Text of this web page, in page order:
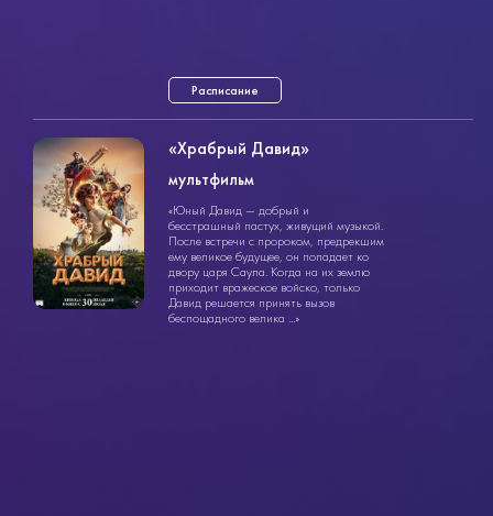
Расписание
мультфильм
1ч. 50мин.
6+
«Храбрый Давид»
мультфильм
«Юный Давид — добрый и
бесстрашный пастух, живущий музыкой.
После встречи с пророком, предрекшим
ему великое будущее, он попадает ко
двору царя Саула. Когда на их землю
приходит вражеское войско, только
Давид решается принять вызов
беспощадного велика ...»